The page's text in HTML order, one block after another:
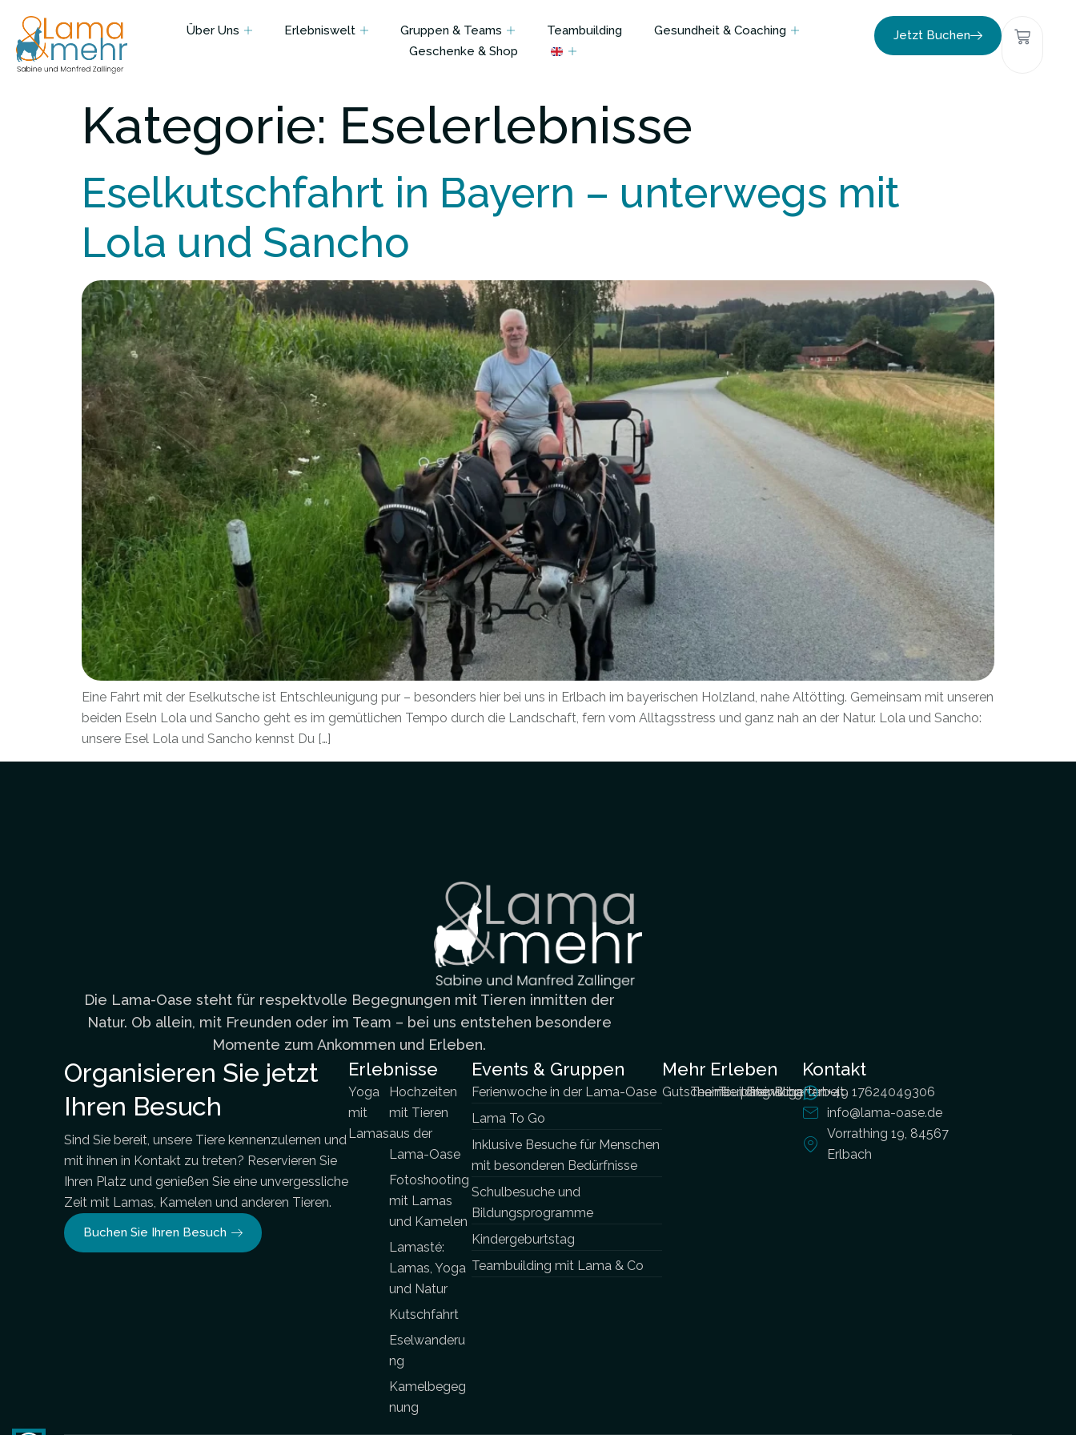
Über Uns Erlebniswelt Gruppen & Teams Teambuilding
Gesundheit & Coaching
Geschenke & Shop
Jetzt Buchen
Kategorie: Eselerlebnisse
Eselkutschfahrt in Bayern – unterwegs mit
Lola und Sancho
Eine Fahrt mit der Eselkutsche ist Entschleunigung pur – besonders hier bei uns in Erlbach im bayerischen Holzland, nahe Altötting. Gemeinsam mit unseren
beiden Eseln Lola und Sancho geht es im gemütlichen Tempo durch die Landschaft, fern vom Alltagsstress und ganz nah an der Natur. Lola und Sancho:
unsere Esel Lola und Sancho kennst Du […]
Die Lama-Oase steht für respektvolle Begegnungen mit Tieren inmitten der
Natur. Ob allein, mit Freunden oder im Team – bei uns entstehen besondere
Momente zum Ankommen und Erleben.
Organisieren Sie jetzt
Ihren Besuch
Sind Sie bereit, unsere Tiere kennenzulernen und
mit ihnen in Kontakt zu treten? Reservieren Sie
Ihren Platz und genießen Sie eine unvergessliche
Zeit mit Lamas, Kamelen und anderen Tieren.
Buchen Sie Ihren Besuch
Erlebnisse
Yoga
mit
Lamas
Hochzeiten
mit Tieren
aus der
Lama-Oase
Fotoshooting
mit Lamas
und Kamelen
Lamasté:
Lamas, Yoga
und Natur
Kutschfahrt
Eselwanderu
ng
Kamelbegeg
nung
Events & Gruppen
Ferienwoche in der Lama-Oase
Lama To Go
Inklusive Besuche für Menschen
mit besonderen Bedürfnisse
Schulbesuche und
Bildungsprogramme
Kindergeburtstag
Teambuilding mit Lama & Co
Mehr Erleben
Gutscheine
Teambuilding
Tierpatenschaften
Freiwilligenarbeit
Blog
Kontakt
+49 17624049306
info@lama-oase.de
Vorrathing 19, 84567
Erlbach